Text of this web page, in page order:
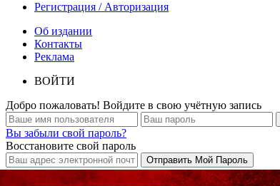
Регистрация / Авторизация
Об издании
Контакты
Реклама
ВОЙТИ
Добро пожаловать! Войдите в свою учётную запись
Вы забыли свой пароль?
Восстановите свой пароль
Кто есть кто в Байкальском регионе